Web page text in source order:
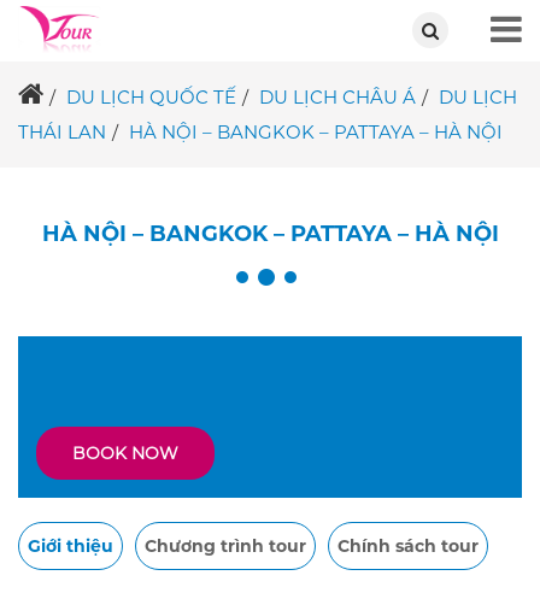
DU LỊCH QUỐC TẾ DU LỊCH CHÂU Á
DU LỊCH
THÁI LAN
HÀ NỘI – BANGKOK – PATTAYA – HÀ NỘI
HÀ NỘI – BANGKOK – PATTAYA – HÀ NỘI
BOOK NOW
Giới thiệu Chương trình tour Chính sách tour